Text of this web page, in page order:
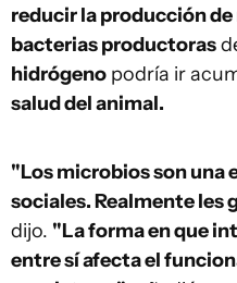
reducir la producción
bacterias productoras
hidrógeno podría ir
salud del animal.
"Los microbios son una
sociales. Realmente
dijo. "La forma en que
entre sí afecta el